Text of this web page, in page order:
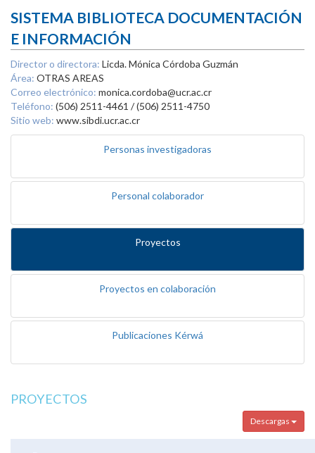
SISTEMA BIBLIOTECA DOCUMENTACIÓN
E INFORMACIÓN
Director o directora: Licda. Mónica Córdoba Guzmán
Área: OTRAS AREAS
Correo electrónico: monica.cordoba@ucr.ac.cr
Teléfono: (506) 2511-4461 / (506) 2511-4750
Sitio web: www.sibdi.ucr.ac.cr
Personas investigadoras
Personal colaborador
Proyectos
Proyectos en colaboración
Publicaciones Kérwá
PROYECTOS
Descargas